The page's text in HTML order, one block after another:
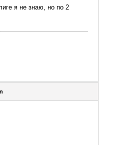
я не знаю, но по 2